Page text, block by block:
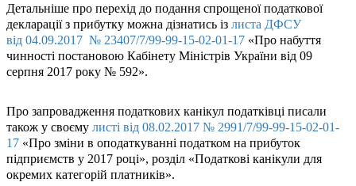
Детальніше про перехід до подання спрощеної податкової
декларації з прибутку можна дізнатись із листа ДФСУ
від 04.09.2017 № 23407/7/99-99-15-02-01-17 «Про набуття
чинності постановою Кабінету Міністрів України від 09
серпня 2017 року № 592».
Про запровадження податкових канікул податківці писали
також у своєму листі від 08.02.2017 № 2991/7/99-99-15-02-01-
17 «Про зміни в оподаткуванні податком на прибуток
підприємств у 2017 році», розділ «Податкові канікули для
окремих категорій платників».